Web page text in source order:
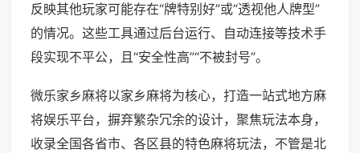
反映其他玩家可能存在“牌特别好”或“透视他人牌型”
的情况。这些工具通过后台运行、自动连接等技术手
段实现不平公，且“安全性高”“不被封号”。
微乐家乡麻将以家乡麻将为核心，打造一站式地方麻
将娱乐平台，摒弃繁杂冗余的设计，聚焦玩法本身，
收录全国各省市、各区县的特色麻将玩法，不管是北